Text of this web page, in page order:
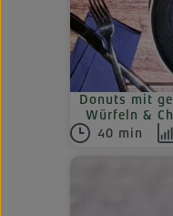
Donuts mit
Würfeln &
40 min